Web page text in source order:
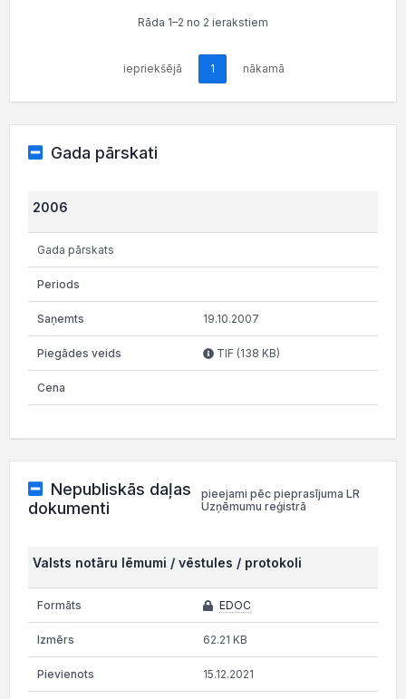
Rāda 1–2 no 2 ierakstiem
iepriekšējā 1 nākamā
Gada pārskati
2006
Gada pārskats
19.10.2007
TIF (138 KB)
Nepubliskās daļas
dokumenti
pieejami pēc pieprasījuma LR
Uzņēmumu reģistrā
Valsts notāru lēmumi / vēstules / protokoli
EDOC
62.21 KB
15.12.2021